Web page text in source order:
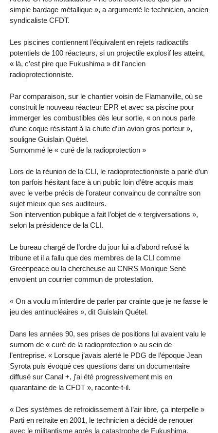
simple bardage métallique », a argumenté le technicien, ancien
syndicaliste CFDT.
Les piscines contiennent l’équivalent en rejets radioactifs
potentiels de 100 réacteurs, si un projectile explosif les atteint,
« là, c’est pire que Fukushima » dit l’ancien
radioprotectionniste.
Par comparaison, sur le chantier voisin de Flamanville, où se
construit le nouveau réacteur EPR et avec sa piscine pour
immerger les combustibles dès leur sortie, « on nous parle
d’une coque résistant à la chute d’un avion gros porteur »,
souligne Guislain Quétel.
Surnommé le « curé de la radioprotection »
Lors de la réunion de la CLI, le radioprotectionniste a parlé d’un
ton parfois hésitant face à un public loin d’être acquis mais
avec le verbe précis de l’orateur convaincu de connaître son
sujet mieux que ses auditeurs.
Son intervention publique a fait l’objet de « tergiversations »,
selon la présidence de la CLI.
Le bureau chargé de l’ordre du jour lui a d’abord refusé la
tribune et il a fallu que des membres de la CLI comme
Greenpeace ou la chercheuse au CNRS Monique Sené
envoient un courrier commun de protestation.
« On a voulu m’interdire de parler par crainte que je ne fasse le
jeu des antinucléaires », dit Guislain Quétel.
Dans les années 90, ses prises de positions lui avaient valu le
surnom de « curé de la radioprotection » au sein de
l’entreprise. « Lorsque j’avais alerté le PDG de l’époque Jean
Syrota puis évoqué ces questions dans un documentaire
diffusé sur Canal +, j’ai été progressivement mis en
quarantaine de la CFDT », raconte-t-il.
« Des systèmes de refroidissement à l’air libre, ça interpelle »
Parti en retraite en 2001, le technicien a décidé de renouer
avec le militantisme après la catastrophe de Fukushima,